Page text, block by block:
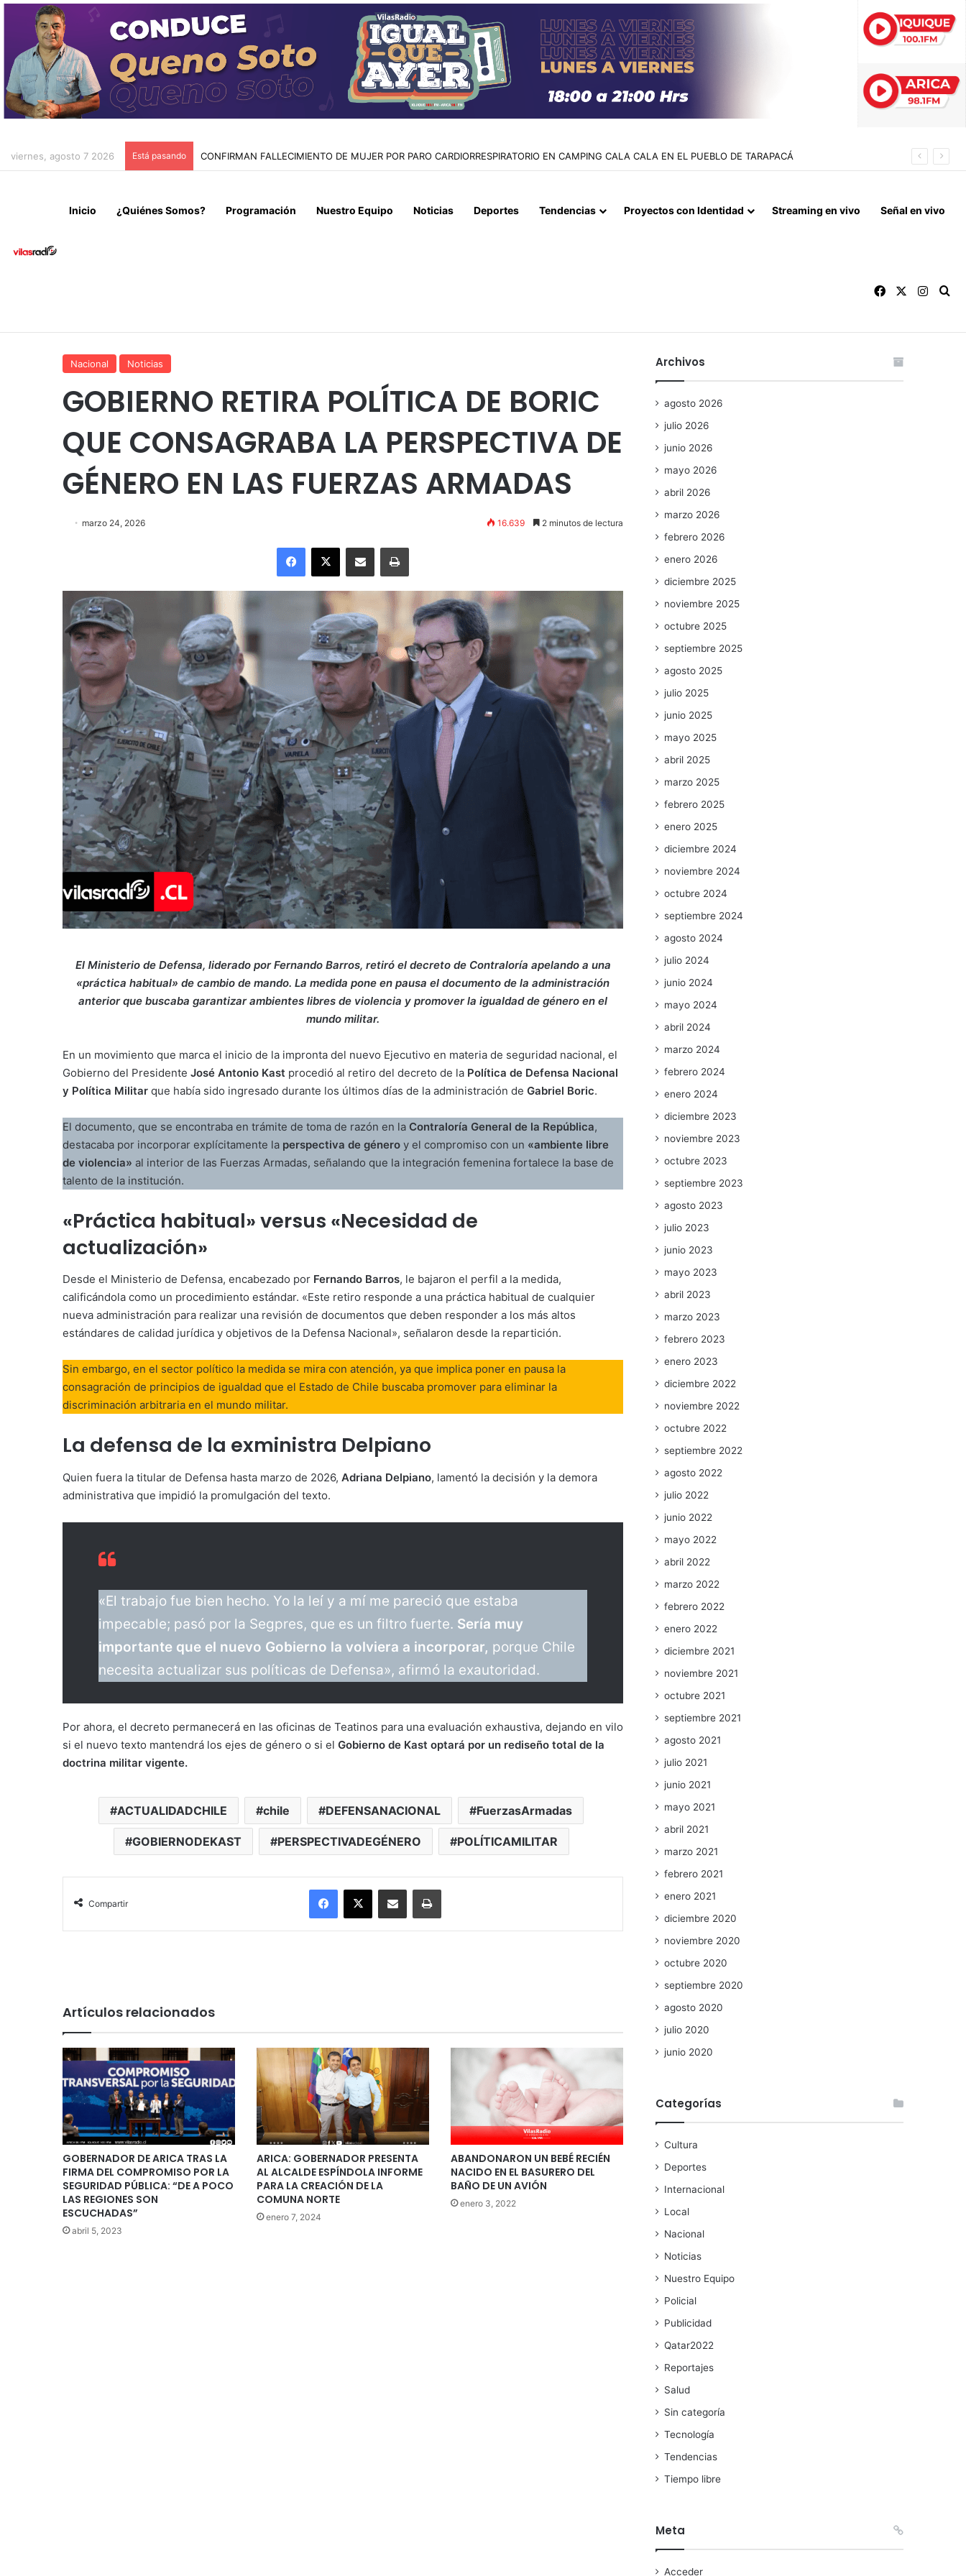
viernes, agosto 7 2026 Está pasando TRAGEDIA MINERA EN TIERRA AMARILLA: TRABAJADOR MUERE TRAS FATAL ACCIDENTE EN LA MINA DULCINEA
Inicio ¿Quiénes Somos? Programación Nuestro Equipo Noticias Deportes Tendencias Proyectos con Identidad Streaming en vivo Señal en vivo
Facebook
Nacional Noticias
GOBIERNO RETIRA POLÍTICA DE BORIC
QUE CONSAGRABA LA PERSPECTIVA DE
GÉNERO EN LAS FUERZAS ARMADAS
marzo 24, 2026 16.639 2 minutos de lectura
Facebook
X Enviar vía email Imprimir
El Ministerio de Defensa, liderado por Fernando Barros, retiró el decreto de Contraloría apelando a una
«práctica habitual» de cambio de mando. La medida pone en pausa el documento de la administración
anterior que buscaba garantizar ambientes libres de violencia y promover la igualdad de género en el
mundo militar.
En un movimiento que marca el inicio de la impronta del nuevo Ejecutivo en materia de seguridad nacional, el
Gobierno del Presidente José Antonio Kast procedió al retiro del decreto de la Política de Defensa Nacional
y Política Militar que había sido ingresado durante los últimos días de la administración de Gabriel Boric.
El documento, que se encontraba en trámite de toma de razón en la Contraloría General de la República,
destacaba por incorporar explícitamente la perspectiva de género y el compromiso con un «ambiente libre
de violencia» al interior de las Fuerzas Armadas, señalando que la integración femenina fortalece la base de
talento de la institución.
«Práctica habitual» versus «Necesidad de
actualización»
Desde el Ministerio de Defensa, encabezado por Fernando Barros, le bajaron el perfil a la medida,
calificándola como un procedimiento estándar. «Este retiro responde a una práctica habitual de cualquier
nueva administración para realizar una revisión de documentos que deben responder a los más altos
estándares de calidad jurídica y objetivos de la Defensa Nacional», señalaron desde la repartición.
Sin embargo, en el sector político la medida se mira con atención, ya que implica poner en pausa la
consagración de principios de igualdad que el Estado de Chile buscaba promover para eliminar la
discriminación arbitraria en el mundo militar.
La defensa de la exministra Delpiano
Quien fuera la titular de Defensa hasta marzo de 2026, Adriana Delpiano, lamentó la decisión y la demora
administrativa que impidió la promulgación del texto.
«El trabajo fue bien hecho. Yo la leí y a mí me pareció que estaba
impecable; pasó por la Segpres, que es un filtro fuerte. Sería muy
importante que el nuevo Gobierno la volviera a incorporar, porque Chile
necesita actualizar sus políticas de Defensa», afirmó la exautoridad.
Por ahora, el decreto permanecerá en las oficinas de Teatinos para una evaluación exhaustiva, dejando en vilo
si el nuevo texto mantendrá los ejes de género o si el Gobierno de Kast optará por un rediseño total de la
doctrina militar vigente.
ACTUALIDADCHILE chile DEFENSANACIONAL FuerzasArmadas
GOBIERNODEKAST PERSPECTIVADEGÉNERO POLÍTICAMILITAR
Compartir
Facebook
X Enviar vía email Imprimir
Artículos relacionados
GOBERNADOR DE ARICA TRAS LA
FIRMA DEL COMPROMISO POR LA
SEGURIDAD PÚBLICA: “DE A POCO
LAS REGIONES SON
ESCUCHADAS”
abril 5, 2023
ARICA: GOBERNADOR PRESENTA
AL ALCALDE ESPÍNDOLA INFORME
PARA LA CREACIÓN DE LA
COMUNA NORTE
enero 7, 2024
ABANDONARON UN BEBÉ RECIÉN
NACIDO EN EL BASURERO DEL
BAÑO DE UN AVIÓN
enero 3, 2022
Archivos
agosto 2026
julio 2026
junio 2026
mayo 2026
abril 2026
marzo 2026
febrero 2026
enero 2026
diciembre 2025
noviembre 2025
octubre 2025
septiembre 2025
agosto 2025
julio 2025
junio 2025
mayo 2025
abril 2025
marzo 2025
febrero 2025
enero 2025
diciembre 2024
noviembre 2024
octubre 2024
septiembre 2024
agosto 2024
julio 2024
junio 2024
mayo 2024
abril 2024
marzo 2024
febrero 2024
enero 2024
diciembre 2023
noviembre 2023
octubre 2023
septiembre 2023
agosto 2023
julio 2023
junio 2023
mayo 2023
abril 2023
marzo 2023
febrero 2023
enero 2023
diciembre 2022
noviembre 2022
octubre 2022
septiembre 2022
agosto 2022
julio 2022
junio 2022
mayo 2022
abril 2022
marzo 2022
febrero 2022
enero 2022
diciembre 2021
noviembre 2021
octubre 2021
septiembre 2021
agosto 2021
julio 2021
junio 2021
mayo 2021
abril 2021
marzo 2021
febrero 2021
enero 2021
diciembre 2020
noviembre 2020
octubre 2020
septiembre 2020
agosto 2020
julio 2020
junio 2020
Categorías
Cultura
Deportes
Internacional
Local
Nacional
Noticias
Nuestro Equipo
Policial
Publicidad
Qatar2022
Reportajes
Salud
Sin categoría
Tecnología
Tendencias
Tiempo libre
Meta
Acceder